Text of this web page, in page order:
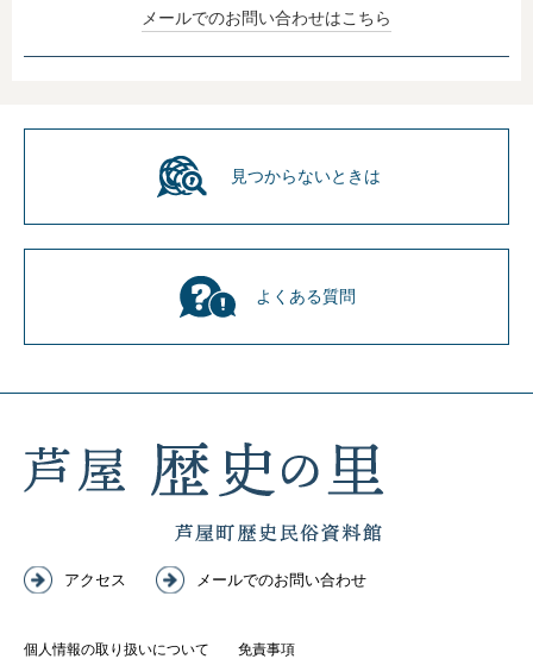
メールでのお問い合わせはこちら
見つからないときは
よくある質問
アクセス メールでのお問い合わせ
個人情報の取り扱いについて 免責事項